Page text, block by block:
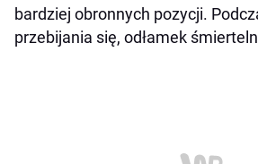
bardziej obronnych pozycji.
przebijania się, odłamek